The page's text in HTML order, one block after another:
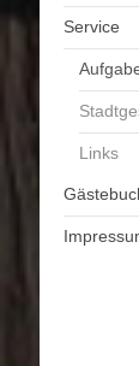
Service
Links